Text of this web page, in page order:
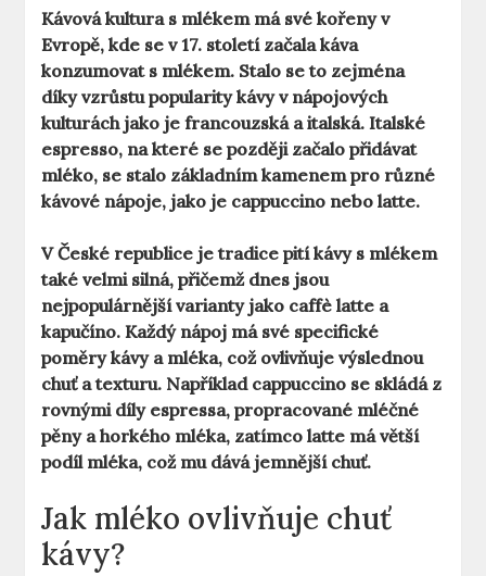
Kávová kultura s mlékem má své kořeny v
Evropě, kde se v 17. století začala káva
konzumovat s mlékem. Stalo se to zejména
díky vzrůstu popularity kávy v nápojových
kulturách jako je francouzská a italská.Italské
espresso, na které se později začalo přidávat
mléko, se stalo základním kamenem pro různé
kávové nápoje, jako je cappuccino nebo latte.
V České republice je tradice pití kávy s mlékem
také velmi silná, přičemž dnes jsou
nejpopulárnější varianty jako caffè latte a
kapučíno. Každý nápoj má své specifické
poměry kávy a mléka, což ovlivňuje výslednou
chuť a texturu. Například cappuccino se skládá z
rovnými díly espressa, propracované mléčné
pěny a horkého mléka, zatímco latte má větší
podíl mléka, což mu dává jemnější chuť.
Jak mléko ovlivňuje chuť
kávy?